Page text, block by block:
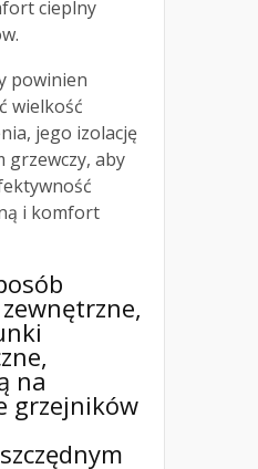
cieplny
powinien
wielkość
jego izolację
grzewczy, aby
i komfort
na
grzejników